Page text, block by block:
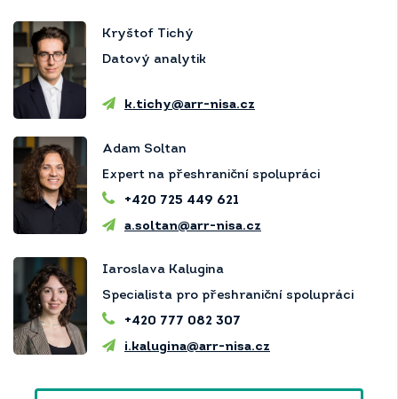
Kryštof Tichý
Datový analytik
k.tichy@arr-nisa.cz
Adam Soltan
Expert na přeshraniční spolupráci
+420 725 449 621
a.soltan@arr-nisa.cz
Iaroslava Kalugina
Specialista pro přeshraniční spolupráci
+420 777 082 307
i.kalugina@arr-nisa.cz